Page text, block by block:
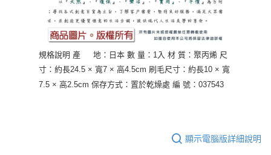
規格說明 產 地：日本 數 量：1入 材 質：聚丙烯 尺
寸：約長24.5 × 寬7 × 高4.5cm 刷毛尺寸：約長10 × 寬
7.5 × 高2.5cm 保存方式：置於乾燥處 編 號：037543
顯示電腦版詳細說明